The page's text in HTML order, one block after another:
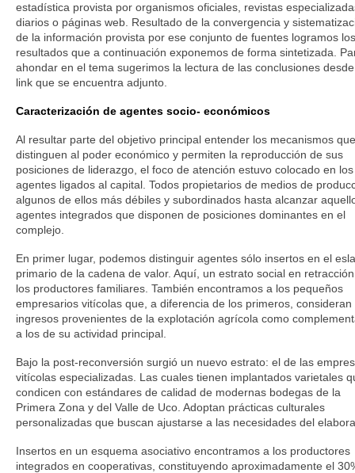
estadística provista por organismos oficiales, revistas
diarios o páginas web. Resultado de la convergencia y
de la información provista por ese conjunto de fuentes logramos los
resultados que a continuación exponemos de forma sintetizada.
ahondar en el tema sugerimos la lectura de las conclusiones
link que se encuentra adjunto.
Caracterización de agentes socio- económicos
Al resultar parte del objetivo principal entender los mecanismos que
distinguen al poder económico y permiten la reproducción de sus
posiciones de liderazgo, el foco de atención estuvo colocado en los
agentes ligados al capital. Todos propietarios de medios de
algunos de ellos más débiles y subordinados hasta alcanzar
agentes integrados que disponen de posiciones dominantes en el
complejo.
En primer lugar, podemos distinguir agentes sólo insertos en el
primario de la cadena de valor. Aquí, un estrato social en
los productores familiares. También encontramos a los pequeños
empresarios vitícolas que, a diferencia de los primeros, consideran
ingresos provenientes de la explotación agrícola como
a los de su actividad principal.
Bajo la post-reconversión surgió un nuevo estrato: el de las
vitícolas especializadas. Las cuales tienen implantados varietales
condicen con estándares de calidad de modernas bodegas de la
Primera Zona y del Valle de Uco. Adoptan prácticas culturales
personalizadas que buscan ajustarse a las necesidades del
Insertos en un esquema asociativo encontramos a los productores
integrados en cooperativas, constituyendo aproximadamente el